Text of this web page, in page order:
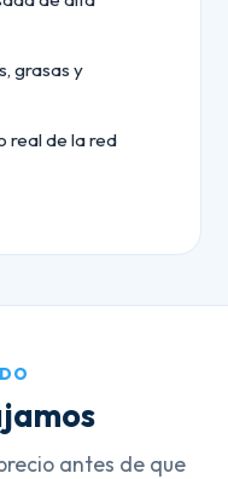
grasas y
real de la red
antes de que